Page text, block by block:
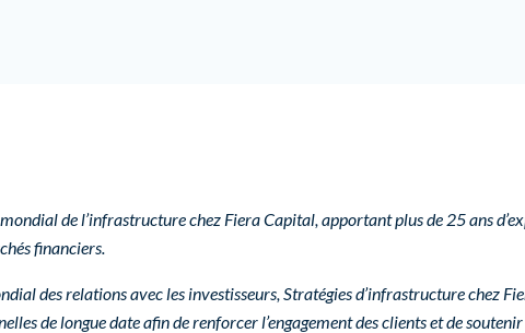
de l’infrastructure chez Fiera Capital, apportant plus de 25 ans
financiers.
des relations avec les investisseurs, Stratégies d’infrastructure chez
de longue date afin de renforcer l’engagement des clients et de